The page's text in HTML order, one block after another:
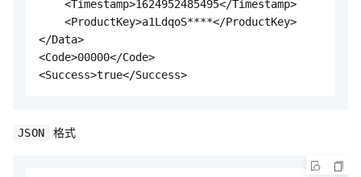
    <Timestamp>1624952485495</Timestamp>
    <ProductKey>a1LdqoS****</ProductKey>
</Data>
<Code>00000</Code>
<Success>true</Success>
JSON 格式